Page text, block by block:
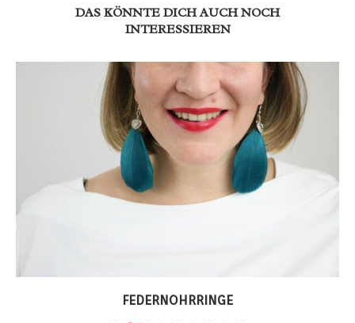
DAS KÖNNTE DICH AUCH NOCH
INTERESSIEREN
FEDERNOHRRINGE